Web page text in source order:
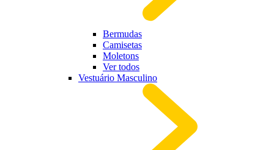
Bermudas
Camisetas
Moletons
Ver todos
Vestuário Masculino